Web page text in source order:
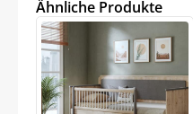
Ähnliche Produkte
auf Ihre erste